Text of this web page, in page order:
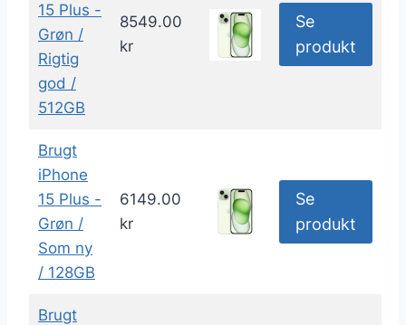
15 Plus -
Grøn /
Rigtig
god /
512GB
8549.00
kr
Se
produkt
Brugt
iPhone
15 Plus -
Grøn /
Som ny
/ 128GB
6149.00
kr
Se
produkt
Brugt